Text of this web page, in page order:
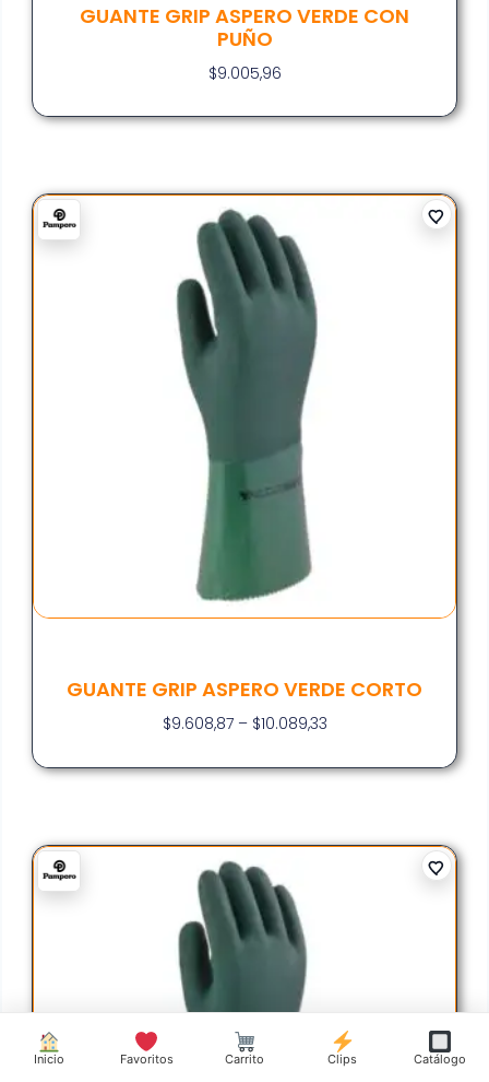
GUANTE GRIP ASPERO VERDE CON
PUÑO
$9.005,96
GUANTE GRIP ASPERO VERDE CORTO
$9.608,87 – $10.089,33
Inicio Favoritos Carrito Clips Catálogo